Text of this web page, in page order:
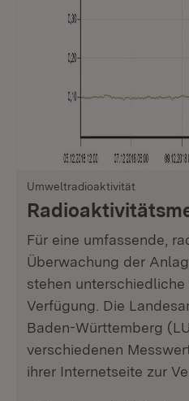
Umweltradioaktivität
Für eine umfassende,
Überwachung der
stehen
Verfügung. Die
Baden-Württemberg
verschiedenen
ihrer Internetseite zur